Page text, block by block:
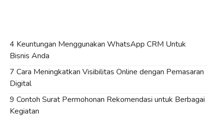
4 Keuntungan Menggunakan WhatsApp CRM Untuk
Bisnis Anda
7 Cara Meningkatkan Visibilitas Online dengan Pemasaran
Digital
9 Contoh Surat Permohonan Rekomendasi untuk Berbagai
Kegiatan